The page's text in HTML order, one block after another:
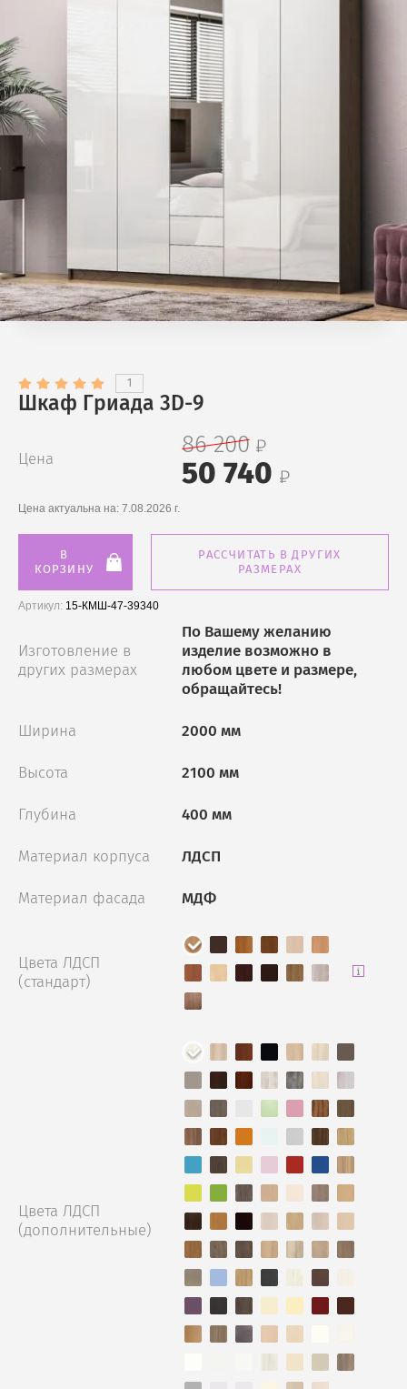
1
Шкаф Гриада 3D-9
Цена
86 200
50 740
Цена актуальна на: 7.08.2026 г.
В
КОРЗИНУ
РАССЧИТАТЬ В ДРУГИХ
РАЗМЕРАХ
Артикул: 15-КМШ-47-39340
Изготовление в
других размерах
По Вашему желанию
изделие возможно в
любом цвете и размере,
обращайтесь!
Ширина 2000 мм
Высота 2100 мм
Глубина 400 мм
Материал корпуса ЛДСП
Материал фасада МДФ
Цвета ЛДСП
(стандарт)
Цвета ЛДСП
(дополнительные)